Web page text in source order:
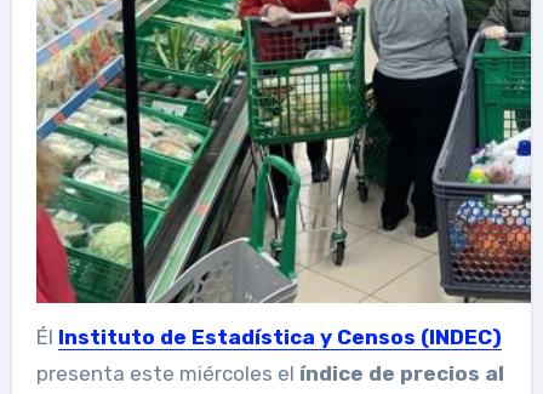
Él Instituto de Estadística y Censos (INDEC)
presenta este miércoles el índice de precios al